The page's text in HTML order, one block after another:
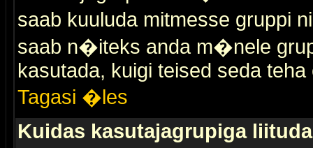
saab kuuluda mitmesse gruppi
saab n�iteks anda m�nele
kasutada, kuigi teised seda teha
Tagasi �les
Kuidas kasutajagrupiga